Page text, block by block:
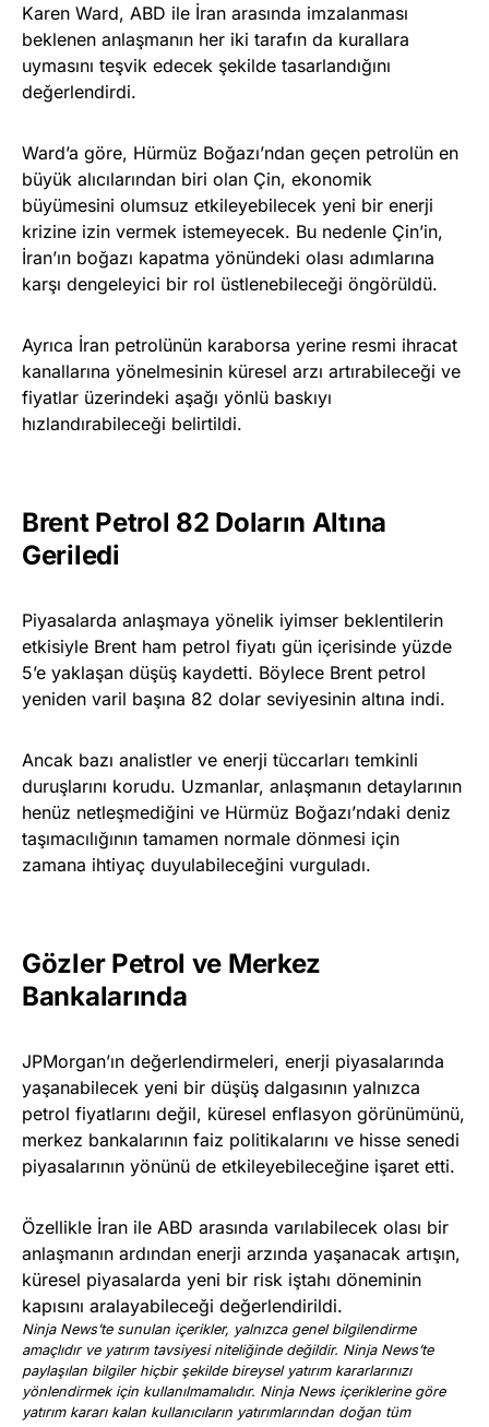
Karen Ward, ABD ile İran arasında imzalanması
beklenen anlaşmanın her iki tarafın da kurallara
uymasını teşvik edecek şekilde tasarlandığını
değerlendirdi.
Ward’a göre, Hürmüz Boğazı’ndan geçen petrolün en
büyük alıcılarından biri olan Çin, ekonomik
büyümesini olumsuz etkileyebilecek yeni bir enerji
krizine izin vermek istemeyecek. Bu nedenle Çin’in,
İran’ın boğazı kapatma yönündeki olası adımlarına
karşı dengeleyici bir rol üstlenebileceği öngörüldü.
Ayrıca İran petrolünün karaborsa yerine resmi ihracat
kanallarına yönelmesinin küresel arzı artırabileceği ve
fiyatlar üzerindeki aşağı yönlü baskıyı
hızlandırabileceği belirtildi.
Brent Petrol 82 Doların Altına
Geriledi
Piyasalarda anlaşmaya yönelik iyimser beklentilerin
etkisiyle Brent ham petrol fiyatı gün içerisinde yüzde
5’e yaklaşan düşüş kaydetti. Böylece Brent petrol
yeniden varil başına 82 dolar seviyesinin altına indi.
Ancak bazı analistler ve enerji tüccarları temkinli
duruşlarını korudu. Uzmanlar, anlaşmanın detaylarının
henüz netleşmediğini ve Hürmüz Boğazı’ndaki deniz
taşımacılığının tamamen normale dönmesi için
zamana ihtiyaç duyulabileceğini vurguladı.
Gözler Petrol ve Merkez
Bankalarında
JPMorgan’ın değerlendirmeleri, enerji piyasalarında
yaşanabilecek yeni bir düşüş dalgasının yalnızca
petrol fiyatlarını değil, küresel enflasyon görünümünü,
merkez bankalarının faiz politikalarını ve hisse senedi
piyasalarının yönünü de etkileyebileceğine işaret etti.
Özellikle İran ile ABD arasında varılabilecek olası bir
anlaşmanın ardından enerji arzında yaşanacak artışın,
küresel piyasalarda yeni bir risk iştahı döneminin
kapısını aralayabileceği değerlendirildi.
Ninja News’te sunulan içerikler, yalnızca genel bilgilendirme
amaçlıdır ve yatırım tavsiyesi niteliğinde değildir. Ninja News’te
paylaşılan bilgiler hiçbir şekilde bireysel yatırım kararlarınızı
yönlendirmek için kullanılmamalıdır. Ninja News içeriklerine göre
yatırım kararı kalan kullanıcıların yatırımlarından doğan tüm